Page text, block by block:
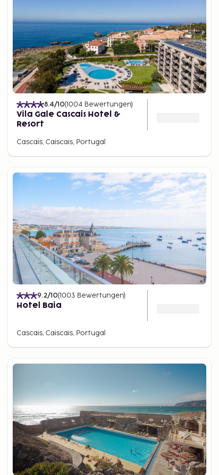
8.4/10(1004 Bewertungen)
Vila Gale Cascais Hotel &
Resort
Cascais, Caiscais, Portugal
9.2/10(1003 Bewertungen)
Hotel Baia
Cascais, Caiscais, Portugal